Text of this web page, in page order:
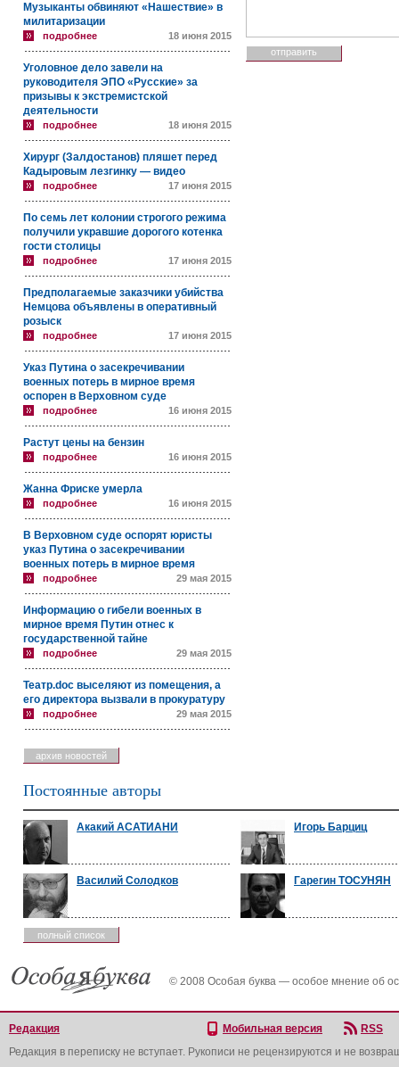
Музыканты обвиняют «Нашествие» в
милитаризации
подробнее 18 июня 2015
Уголовное дело завели на
руководителя ЭПО «Русские» за
призывы к экстремистской
деятельности
подробнее 18 июня 2015
Хирург (Залдостанов) пляшет перед
Кадыровым лезгинку — видео
подробнее 17 июня 2015
По семь лет колонии строгого режима
получили укравшие дорогого котенка
гости столицы
подробнее 17 июня 2015
Предполагаемые заказчики убийства
Немцова объявлены в оперативный
розыск
подробнее 17 июня 2015
Указ Путина о засекречивании
военных потерь в мирное время
оспорен в Верховном суде
подробнее 16 июня 2015
Растут цены на бензин
подробнее 16 июня 2015
Жанна Фриске умерла
подробнее 16 июня 2015
В Верховном суде оспорят юристы
указ Путина о засекречивании
военных потерь в мирное время
подробнее 29 мая 2015
Информацию о гибели военных в
мирное время Путин отнес к
государственной тайне
подробнее 29 мая 2015
Театр.doc выселяют из помещения, а
его директора вызвали в прокуратуру
подробнее 29 мая 2015
архив новостей
Постоянные авторы
Акакий АСАТИАНИ Игорь Барциц
Василий Солодков Гарегин ТОСУНЯН
полный список
© 2008 Особая буква — особое мнение об
Редакция Мобильная версия
RSS
Редакция в переписку не вступает. Рукописи не рецензируются и не